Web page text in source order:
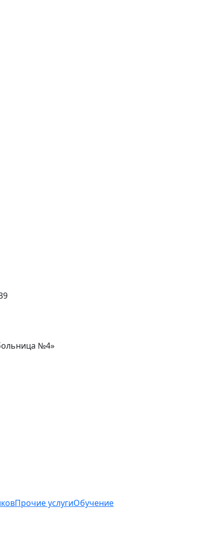
№4»
Прочие услугиОбучение